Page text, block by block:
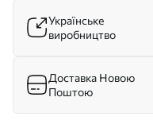
Українське
виробництво
Доставка Новою
Поштою